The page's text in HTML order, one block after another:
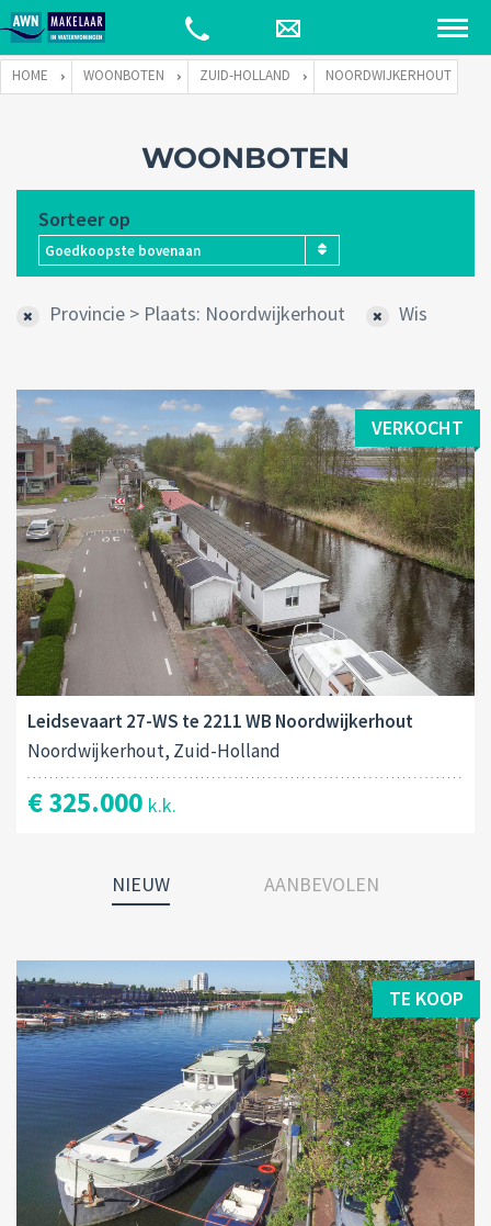
HOME WOONBOTEN ZUID-HOLLAND NOORDWIJKERHOUT
WOONBOTEN
Sorteer op
Goedkoopste bovenaan
Provincie > Plaats: Noordwijkerhout Wis
VERKOCHT
Leidsevaart 27-WS te 2211 WB Noordwijkerhout
Noordwijkerhout, Zuid-Holland
€ 325.000 k.k.
NIEUW AANBEVOLEN
TE KOOP